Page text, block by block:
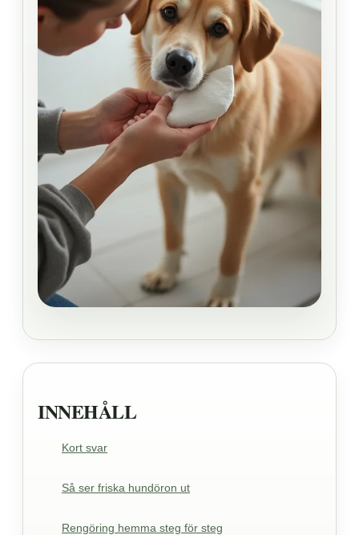
INNEHÅLL
Kort svar
Så ser friska hundöron ut
Rengöring hemma steg för steg